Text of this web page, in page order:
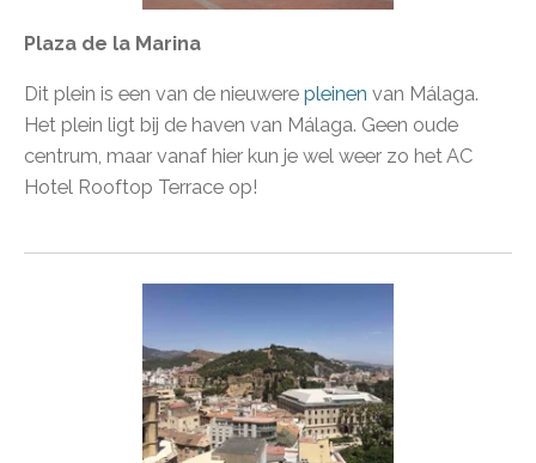
Plaza de la Marina
Dit plein is een van de nieuwere pleinen van Málaga.
Het plein ligt bij de haven van Málaga. Geen oude
centrum, maar vanaf hier kun je wel weer zo het AC
Hotel Rooftop Terrace op!